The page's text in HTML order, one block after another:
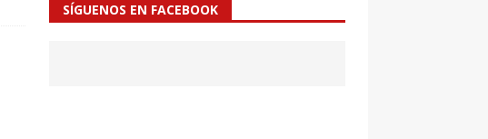
SÍGUENOS EN FACEBOOK